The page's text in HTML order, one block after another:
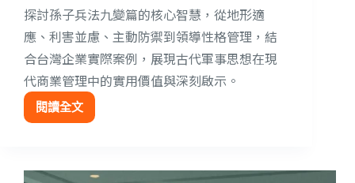
探討孫子兵法九變篇的核心智慧，從地形適
應、利害並慮、主動防禦到領導性格管理，結
合台灣企業實際案例，展現古代軍事思想在現
代商業管理中的實用價值與深刻啟示。
閱讀全文